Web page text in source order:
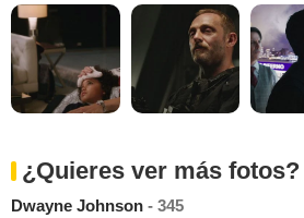
¿Quieres ver más fotos?
Dwayne Johnson - 345